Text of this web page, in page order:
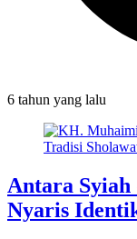
6 tahun yang lalu
Antara Syiah
Nyaris